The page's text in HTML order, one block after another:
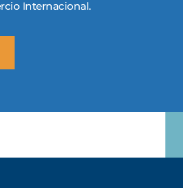
Internacional.